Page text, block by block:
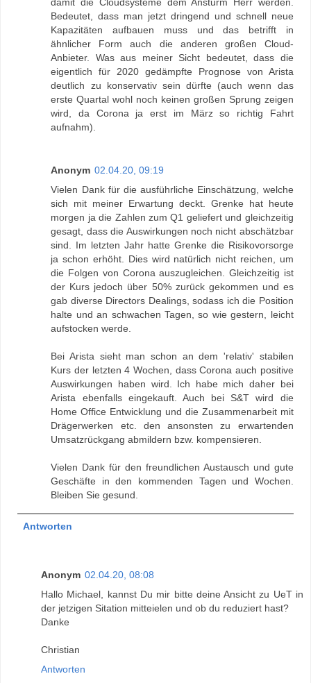
damit die Cloudsysteme dem Ansturm Herr werden.
Bedeutet, dass man jetzt dringend und schnell neue
Kapazitäten aufbauen muss und das betrifft in
ähnlicher Form auch die anderen großen Cloud-
Anbieter. Was aus meiner Sicht bedeutet, dass die
eigentlich für 2020 gedämpfte Prognose von Arista
deutlich zu konservativ sein dürfte (auch wenn das
erste Quartal wohl noch keinen großen Sprung zeigen
wird, da Corona ja erst im März so richtig Fahrt
aufnahm).
Anonym 02.04.20, 09:19
Vielen Dank für die ausführliche Einschätzung, welche
sich mit meiner Erwartung deckt. Grenke hat heute
morgen ja die Zahlen zum Q1 geliefert und gleichzeitig
gesagt, dass die Auswirkungen noch nicht abschätzbar
sind. Im letzten Jahr hatte Grenke die Risikovorsorge
ja schon erhöht. Dies wird natürlich nicht reichen, um
die Folgen von Corona auszugleichen. Gleichzeitig ist
der Kurs jedoch über 50% zurück gekommen und es
gab diverse Directors Dealings, sodass ich die Position
halte und an schwachen Tagen, so wie gestern, leicht
aufstocken werde.
Bei Arista sieht man schon an dem 'relativ' stabilen
Kurs der letzten 4 Wochen, dass Corona auch positive
Auswirkungen haben wird. Ich habe mich daher bei
Arista ebenfalls eingekauft. Auch bei S&T wird die
Home Office Entwicklung und die Zusammenarbeit mit
Drägerwerken etc. den ansonsten zu erwartenden
Umsatzrückgang abmildern bzw. kompensieren.
Vielen Dank für den freundlichen Austausch und gute
Geschäfte in den kommenden Tagen und Wochen.
Bleiben Sie gesund.
Antworten
Anonym 02.04.20, 08:08
Hallo Michael, kannst Du mir bitte deine Ansicht zu UeT in
der jetzigen Sitation mitteielen und ob du reduziert hast?
Danke
Christian
Antworten